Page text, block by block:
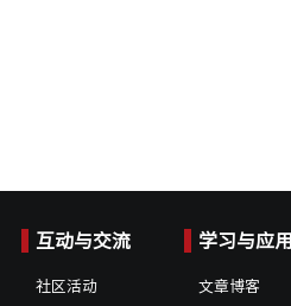
互动与交流
社区活动
学习与应用
文章博客